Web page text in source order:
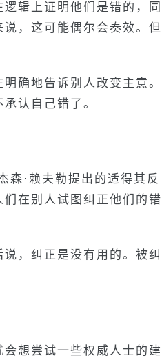
辑上证明他们是错的，同
，这可能偶尔会奏效。但
确地告诉别人改变主意。
认自己错了。
森·赖夫勒提出的适得其反
在别人试图纠正他们的错
，纠正是没有用的。被纠
想尝试一些权威人士的建